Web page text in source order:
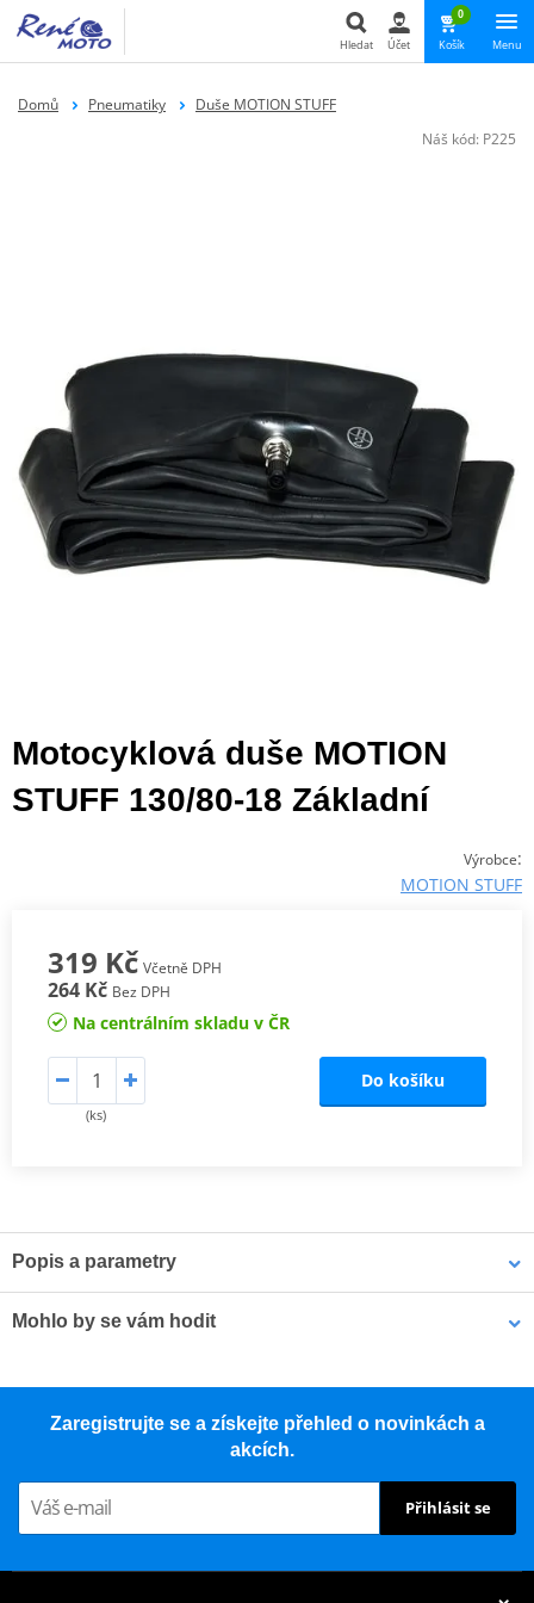
Hledat Účet
0
Košík Menu
Domů Pneumatiky
Duše MOTION STUFF
Náš kód: P225
Motocyklová duše MOTION
STUFF 130/80-18 Základní
Výrobce:
MOTION STUFF
319 Kč Včetně DPH
264 Kč Bez DPH
Na centrálním skladu v ČR
(ks)
Do košíku
Popis a parametry
Mohlo by se vám hodit
267020020
Zaregistrujte se a získejte přehled o novinkách a
akcích.
Přihlásit se